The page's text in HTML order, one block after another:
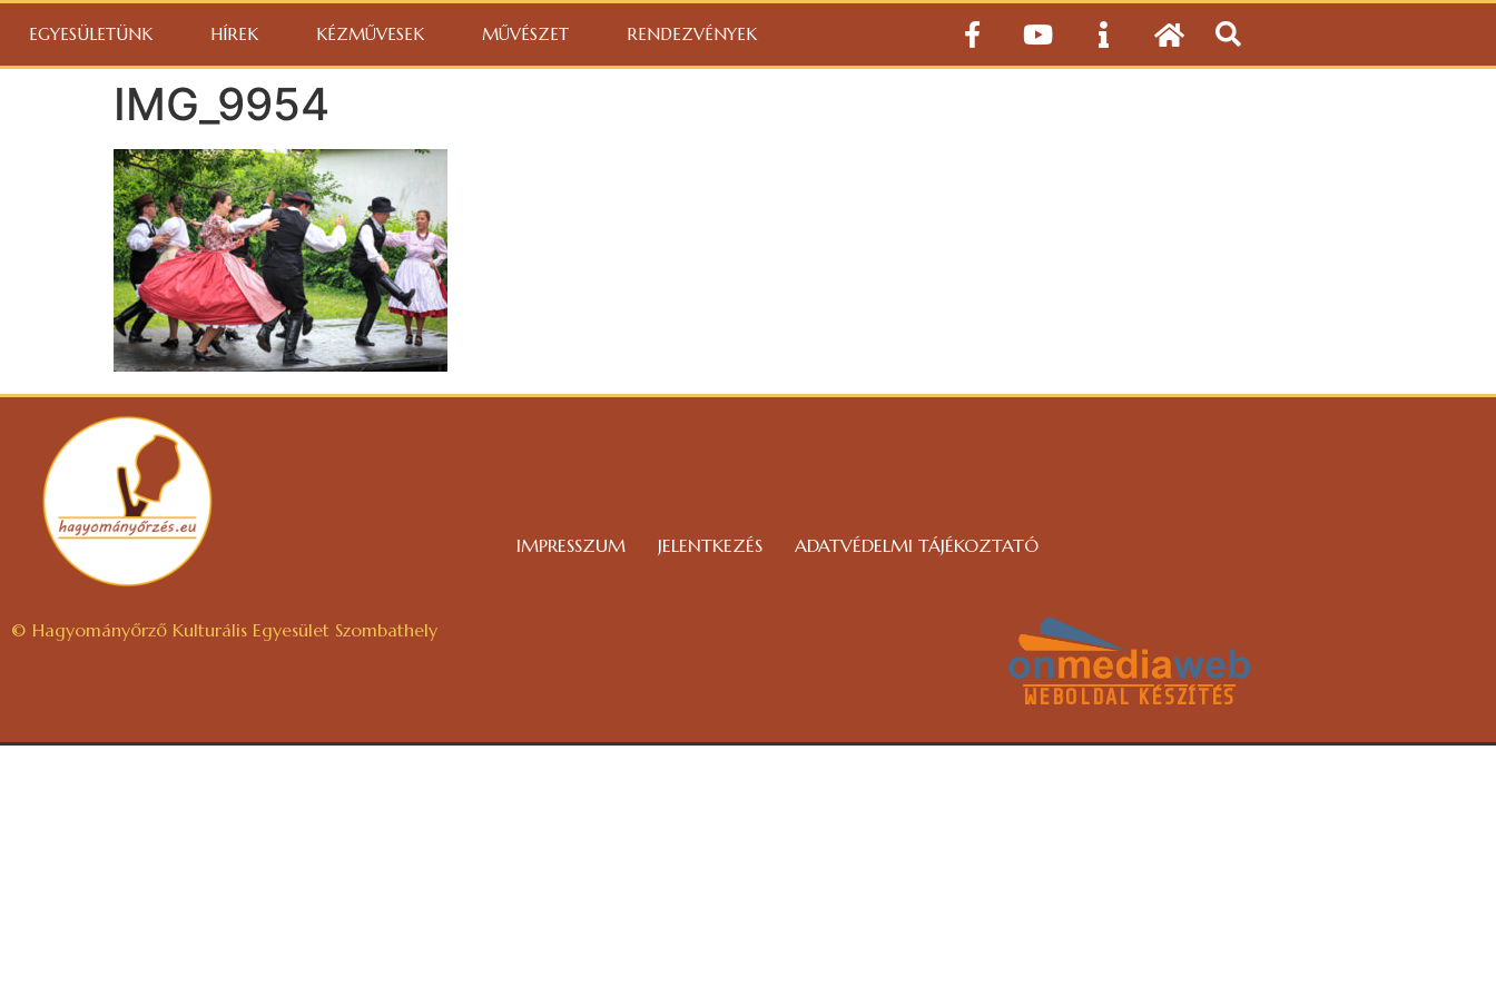
EGYESÜLETÜNK HÍREK KÉZMŰVESEK MŰVÉSZET RENDEZVÉNYEK
IMG_9954
IMPRESSZUM JELENTKEZÉS ADATVÉDELMI TÁJÉKOZTATÓ
© Hagyományőrző Kulturális Egyesület Szombathely
WEBOLDAL KÉSZÍTÉS